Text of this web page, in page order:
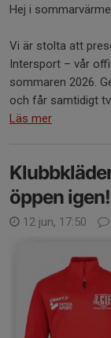
Hej i
Vi är stolta att
Intersport – vår
sommaren 2026.
och får samtidigt
Läs mer
öppen igen!
12 jun, 17:50